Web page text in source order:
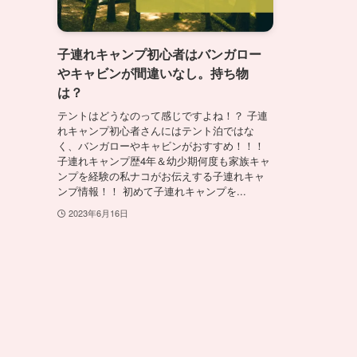
子連れキャンプ初心者はバンガロー
やキャビンが間違いなし。持ち物
は？
テントはどうなのって感じですよね！？ 子連
れキャンプ初心者さんにはテント泊ではな
く、バンガローやキャビンがおすすめ！！！
子連れキャンプ歴4年＆幼少期何度も家族キャ
ンプを経験の私ナコがお伝えする子連れキャ
ンプ情報！！ 初めて子連れキャンプを...
2023年6月16日